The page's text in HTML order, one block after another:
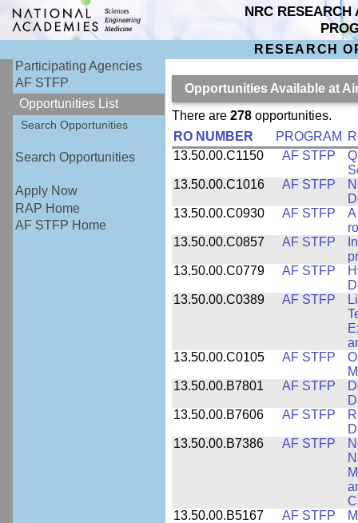
NRC RESEARCH
RESEARCH
Participating Agencies
AF STFP
Opportunities List
Search Opportunities
Search Opportunities
Apply Now
RAP Home
AF STFP Home
Opportunities Available at
There are 278opportunities.
RO NUMBER
PROGRAM
13.50.00.C1150
AF STFP
13.50.00.C1016
AF STFP
13.50.00.C0930
AF STFP
13.50.00.C0857
AF STFP
13.50.00.C0779
AF STFP
13.50.00.C0389
AF STFP
13.50.00.C0105
AF STFP
13.50.00.B7801
AF STFP
13.50.00.B7606
AF STFP
13.50.00.B7386
AF STFP
13.50.00.B5167
AF STFP